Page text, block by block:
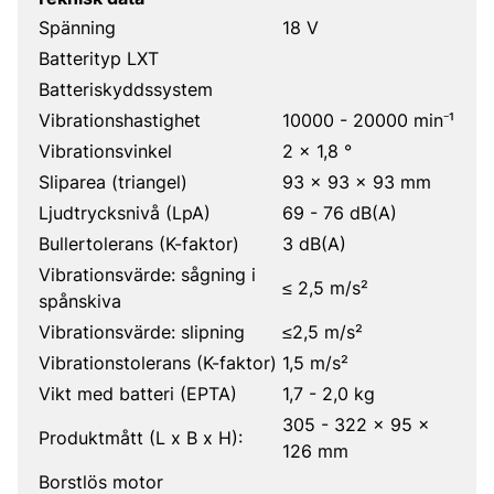
Spänning
18 V
Batterityp LXT
Batteriskyddssystem
Vibrationshastighet
10000 - 20000 min⁻¹
Vibrationsvinkel
2 x 1,8 °
Sliparea (triangel)
93 x 93 x 93 mm
Ljudtrycksnivå (LpA)
69 - 76 dB(A)
Bullertolerans (K-faktor)
3 dB(A)
Vibrationsvärde: sågning i
spånskiva
≤ 2,5 m/s²
Vibrationsvärde: slipning
≤2,5 m/s²
Vibrationstolerans (K-faktor) 1,5 m/s²
Vikt med batteri (EPTA)
1,7 - 2,0 kg
Produktmått (L x B x H):
305 - 322 x 95 x
126 mm
Borstlös motor